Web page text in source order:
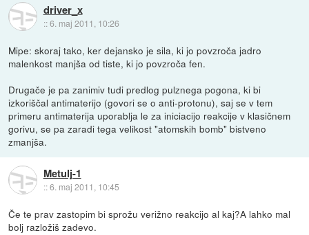
driver_x
::6. maj 2011, 10:26
Mipe: skoraj tako, ker dejansko je sila, ki jo povzroča jadro
malenkost manjša od tiste, ki jo povzroča fen.
Drugače je pa zanimiv tudi predlog pulznega pogona, ki bi
izkoriščal antimaterijo (govori se o anti-protonu), saj se v tem
primeru antimaterija uporablja le za iniciacijo reakcije v klasičnem
gorivu, se pa zaradi tega velikost "atomskih bomb" bistveno
zmanjša.
Metulj-1
::6. maj 2011, 10:45
Če te prav zastopim bi sprožu verižno reakcijo al kaj?A lahko mal
bolj razložiš zadevo.